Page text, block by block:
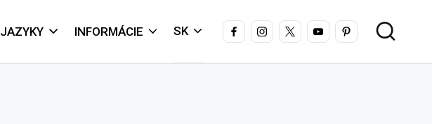
JAZYKY INFORMÁCIE SK FACEBOOKINSTAGRAM
X YOUTUBEPINTEREST